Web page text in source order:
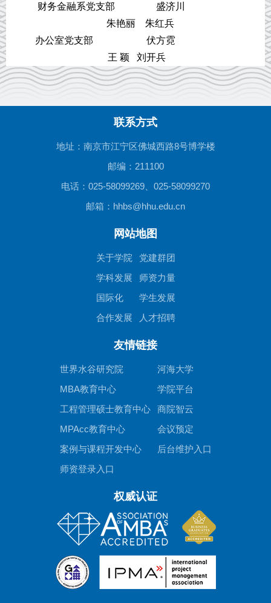
财务金融系党支部 盛济川
朱艳丽 朱红兵
办公室党支部
伏方霓
王 颖 刘开兵
联系方式
地址：南京市江宁区佛城西路8号博学楼
邮编：211100
电话：025-58099269、025-58099270
邮箱：hhbs@hhu.edu.cn
网站地图
关于学院
党建群团
学科发展
师资力量
国际化
学生发展
合作发展
人才招聘
友情链接
世界水谷研究院
河海大学
MBA教育中心
学院平台
工程管理硕士教育中心
商院智云
MPAcc教育中心
会议预定
案例与课程开发中心
后台维护入口
师资登录入口
权威认证